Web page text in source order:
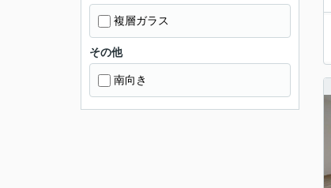
複層ガラス
その他
南向き